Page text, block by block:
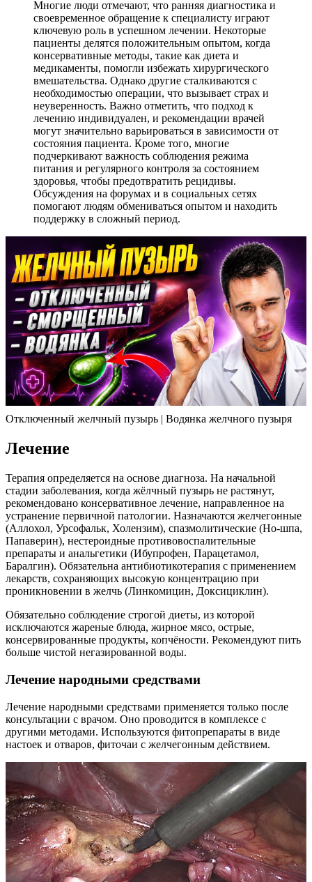
Многие люди отмечают, что ранняя диагностика и
своевременное обращение к специалисту играют
ключевую роль в успешном лечении. Некоторые
пациенты делятся положительным опытом, когда
консервативные методы, такие как диета и
медикаменты, помогли избежать хирургического
вмешательства. Однако другие сталкиваются с
необходимостью операции, что вызывает страх и
неуверенность. Важно отметить, что подход к
лечению индивидуален, и рекомендации врачей
могут значительно варьироваться в зависимости от
состояния пациента. Кроме того, многие
подчеркивают важность соблюдения режима
питания и регулярного контроля за состоянием
здоровья, чтобы предотвратить рецидивы.
Обсуждения на форумах и в социальных сетях
помогают людям обмениваться опытом и находить
поддержку в сложный период.
Отключенный желчный пузырь | Водянка желчного пузыря
Лечение
Терапия определяется на основе диагноза. На начальной
стадии заболевания, когда жёлчный пузырь не растянут,
рекомендовано консервативное лечение, направленное на
устранение первичной патологии. Назначаются желчегонные
(Аллохол, Урсофальк, Холензим), спазмолитические (Но-шпа,
Папаверин), нестероидные противовоспалительные
препараты и анальгетики (Ибупрофен, Парацетамол,
Баралгин). Обязательна антибиотикотерапия с применением
лекарств, сохраняющих высокую концентрацию при
проникновении в желчь (Линкомицин, Доксициклин).
Обязательно соблюдение строгой диеты, из которой
исключаются жареные блюда, жирное мясо, острые,
консервированные продукты, копчёности. Рекомендуют пить
больше чистой негазированной воды.
Лечение народными средствами
Лечение народными средствами применяется только после
консультации с врачом. Оно проводится в комплексе с
другими методами. Используются фитопрепараты в виде
настоек и отваров, фиточаи с желчегонным действием.